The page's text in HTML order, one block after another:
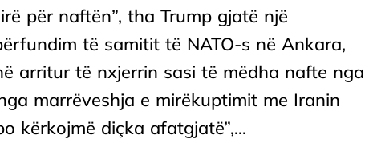
për naftën”, tha Trump gjatë një
të samitit të NATO-s në Ankara,
arritur të nxjerrin sasi të mëdha nafte nga
marrëveshja e mirëkuptimit me Iranin
kërkojmë diçka afatgjatë”,...